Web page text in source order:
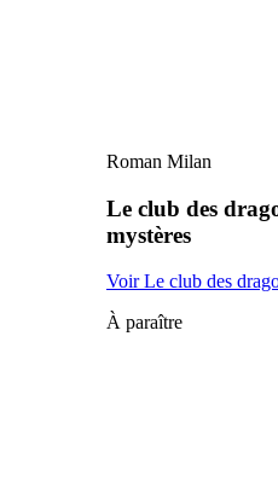
Roman Milan
Le club des
mystères
Voir Le club des
À paraître